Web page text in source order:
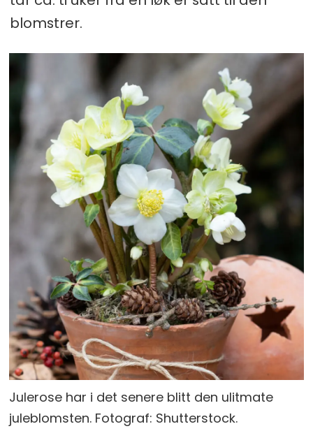
blomstrer.
Julerose har i det senere blitt den ulitmate
juleblomsten. Fotograf: Shutterstock.